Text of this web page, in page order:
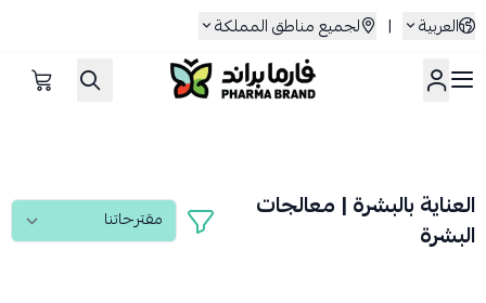
العربية | لجميع مناطق المملكة
صيدلية فارما براند
العناية بالبشرة | معالجات
البشرة